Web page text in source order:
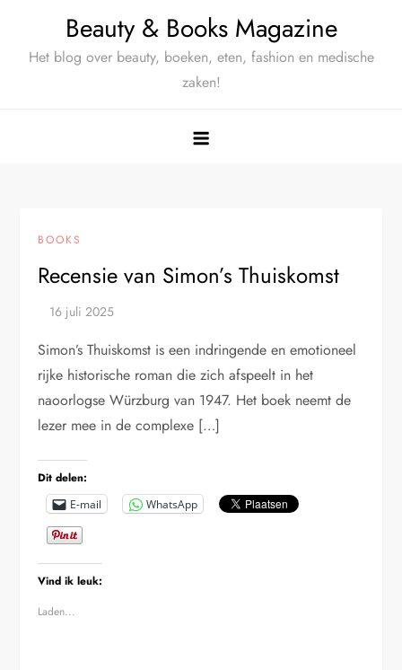
Beauty & Books Magazine
Het blog over beauty, boeken, eten, fashion en medische
zaken!
BOOKS
Recensie van Simon’s Thuiskomst
Simon’s Thuiskomst is een indringende en emotioneel
rijke historische roman die zich afspeelt in het
naoorlogse Würzburg van 1947. Het boek neemt de
lezer mee in de complexe […]
Dit delen:
E-mail WhatsApp
Vind ik leuk:
Laden...